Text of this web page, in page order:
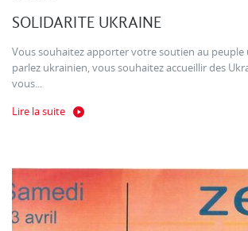
SOLIDARITE UKRAINE
Vous souhaitez apporter votre soutien au peuple
parlez ukrainien, vous souhaitez accueillir des
vous...
Lire la suite